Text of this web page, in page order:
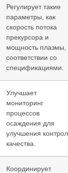
Регулирует такие
параметры, как
скорость потока
прекурсора и
мощность плазмы,
соответствии со
спецификациями.
Улучшает
мониторинг
процессов
осаждения для
улучшения
качества.
Координирует